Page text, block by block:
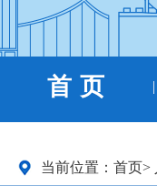
首 页 |
当前位置： 首页>